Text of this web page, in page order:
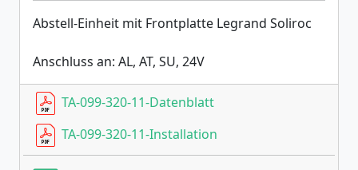
Abstell-Einheit mit Frontplatte Legrand Soliroc
Anschluss an: AL, AT, SU, 24V
TA-099-320-11-Datenblatt
TA-099-320-11-Installation